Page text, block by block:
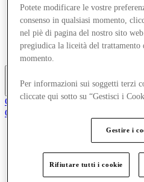
Pianifica la tua visita
Cosa c'è
Mangia e Bevi
Gift Card
Servizi
Altro
Club
Oggetti salvati
Negozi
Pianifica la tua visita
Cosa c'è
Potete modificare le vostre
consenso in qualsiasi momento,
nel piè di pagina del nostro sito
pregiudica la liceità del
momento.
Per informazioni sui soggetti terzi
cliccate qui sotto su “Gestisci i
Gestire i
Rifiutare tutti i cookie